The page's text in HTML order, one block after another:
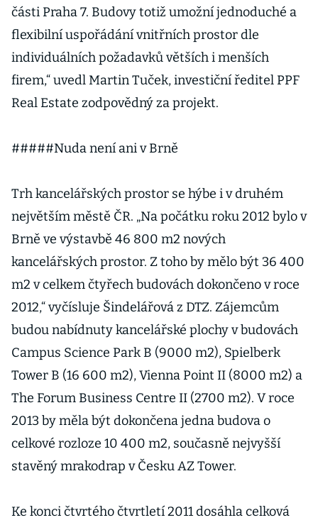
části Praha 7. Budovy totiž umožní jednoduché a
flexibilní uspořádání vnitřních prostor dle
individuálních požadavků větších i menších
firem,“ uvedl Martin Tuček, investiční ředitel PPF
Real Estate zodpovědný za projekt.
#####Nuda není ani v Brně
Trh kancelářských prostor se hýbe i v druhém
největším městě ČR. „Na počátku roku 2012 bylo v
Brně ve výstavbě 46 800 m2 nových
kancelářských prostor. Z toho by mělo být 36 400
m2 v celkem čtyřech budovách dokončeno v roce
2012,“ vyčísluje Šindelářová z DTZ. Zájemcům
budou nabídnuty kancelářské plochy v budovách
Campus Science Park B (9000 m2), Spielberk
Tower B (16 600 m2), Vienna Point II (8000 m2) a
The Forum Business Centre II (2700 m2). V roce
2013 by měla být dokončena jedna budova o
celkové rozloze 10 400 m2, současně nejvyšší
stavěný mrakodrap v Česku AZ Tower.
Ke konci čtvrtého čtvrtletí 2011 dosáhla celková